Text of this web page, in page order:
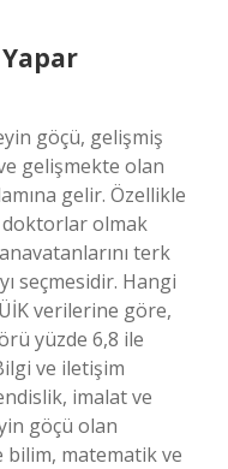
göçü, gelişmiş
gelişmekte olan
gelir. Özellikle
doktorlar olmak
terk
seçmesidir. Hangi
verilerine göre,
yüzde 6,8 ile
ve iletişim
imalat ve
göçü olan
bilim, matematik ve